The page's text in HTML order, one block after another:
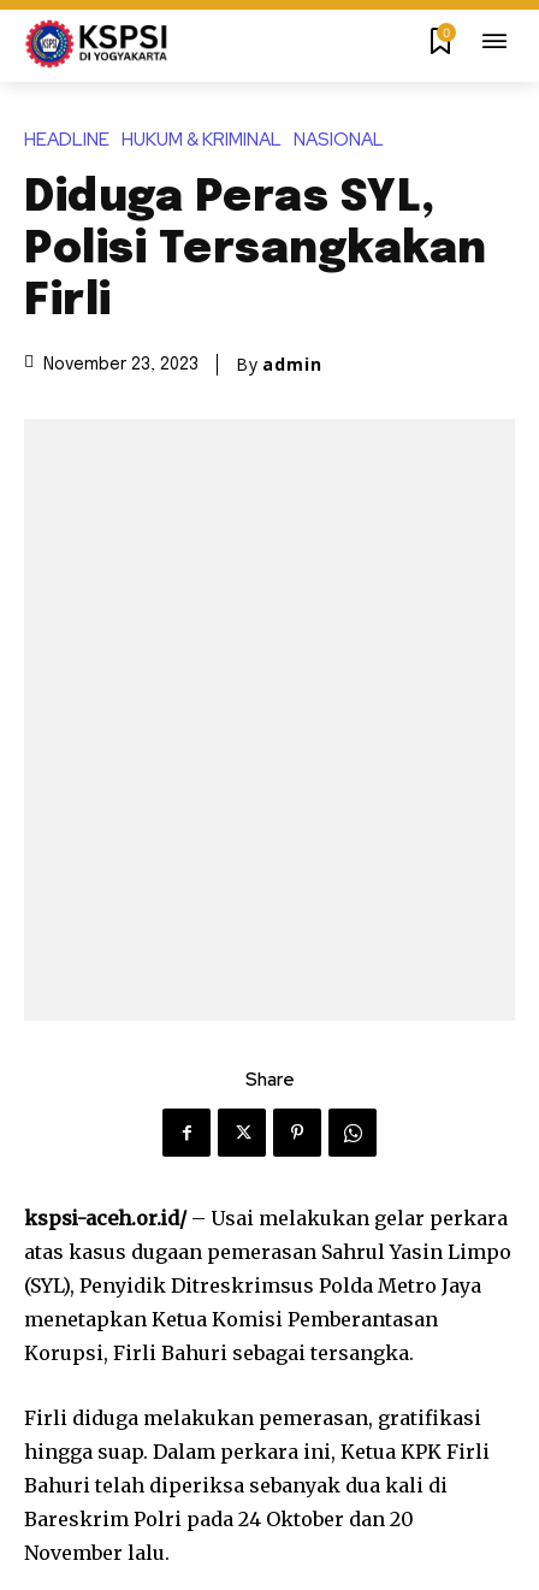
0
HEADLINE HUKUM & KRIMINAL NASIONAL
Diduga Peras SYL,
Polisi Tersangkakan
Firli
November 23, 2023 By admin
Share
kspsi-aceh.or.id/– Usai melakukan gelar perkara
atas kasus dugaan pemerasan Sahrul Yasin Limpo
(SYL), Penyidik Ditreskrimsus Polda Metro Jaya
menetapkan Ketua Komisi Pemberantasan
Korupsi, Firli Bahuri sebagai tersangka.
Firli diduga melakukan pemerasan, gratifikasi
hingga suap. Dalam perkara ini, Ketua KPK Firli
Bahuri telah diperiksa sebanyak dua kali di
Bareskrim Polri pada 24 Oktober dan 20
November lalu.